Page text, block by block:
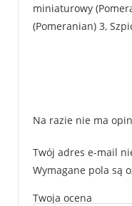
miniaturowy
(Pomeranian) 3,
Na razie nie ma
Twój adres e-mail
Wymagane pola są
Twoja ocena